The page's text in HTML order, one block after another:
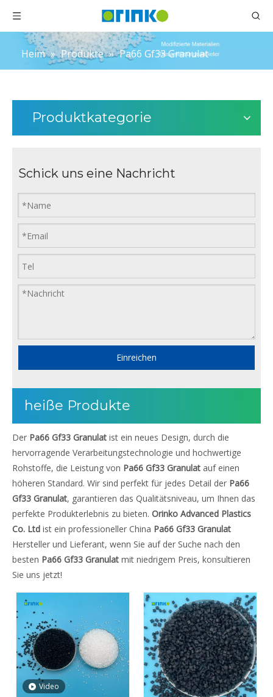
Heim » Produkte » Pa66 Gf33 Granulat
Produktkategorie
Schick uns eine Nachricht
Einreichen
heiße Produkte
Der Pa66 Gf33 Granulat ist ein neues Design, durch die
hervorragende Verarbeitungstechnologie und hochwertige
Rohstoffe, die Leistung von Pa66 Gf33 Granulat auf einen
höheren Standard. Wir sind perfekt für jedes Detail der Pa66
Gf33 Granulat, garantieren das Qualitätsniveau, um Ihnen das
perfekte Produkterlebnis zu bieten. Orinko Advanced Plastics
Co. Ltd ist ein professioneller China Pa66 Gf33 Granulat
Hersteller und Lieferant, wenn Sie auf der Suche nach den
besten Pa66 Gf33 Granulat mit niedrigem Preis, konsultieren
Sie uns jetzt!
Video